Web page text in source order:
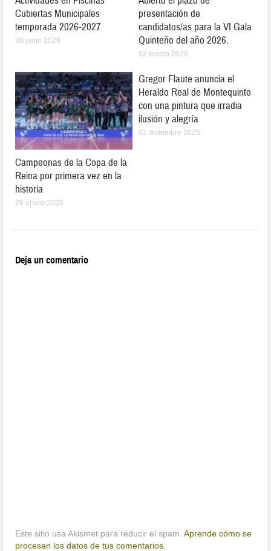
Cubiertas Municipales
temporada 2026-2027
30 junio 2026
presentación de
candidatos/as para la VI Gala
Quinteño del año 2026.
02 marzo 2026
Campeonas de la Copa de la
Reina por primera vez en la
historia
26 enero 2026
Gregor Flaute anuncia el
Heraldo Real de Montequinto
con una pintura que irradia
ilusión y alegría
01 diciembre 2025
Deja un comentario
Este sitio usa Akismet para reducir el spam.Aprende cómo se
procesan los datos de tus comentarios.